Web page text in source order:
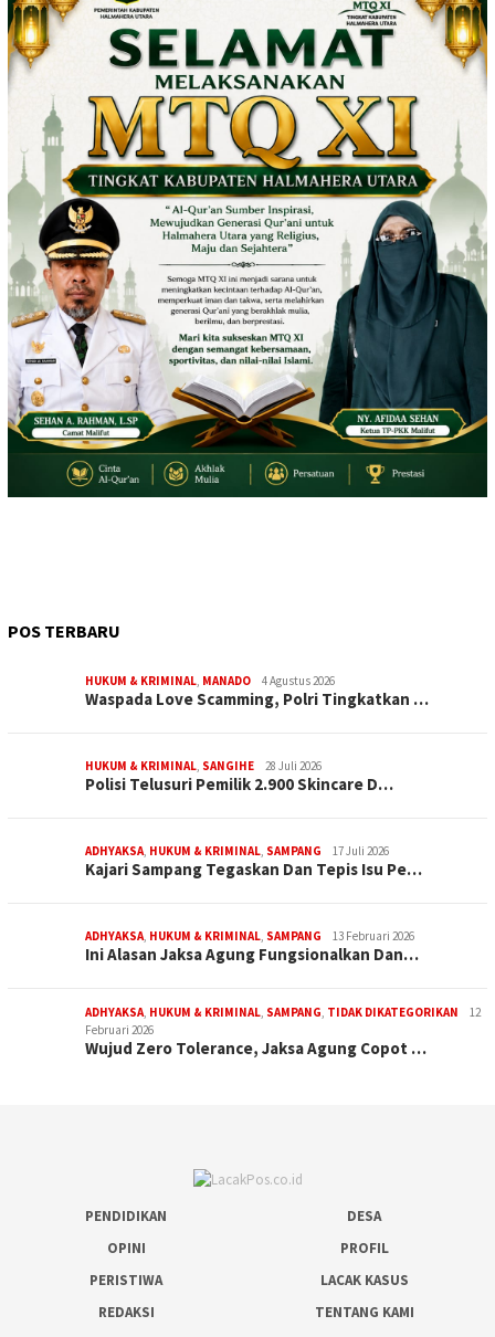
POS TERBARU
HUKUM & KRIMINAL, MANADO 4 Agustus 2026
Waspada Love Scamming, Polri Tingkatkan …
HUKUM & KRIMINAL, SANGIHE 28 Juli 2026
Polisi Telusuri Pemilik 2.900 Skincare D…
ADHYAKSA, HUKUM & KRIMINAL, SAMPANG 17 Juli 2026
Kajari Sampang Tegaskan Dan Tepis Isu Pe…
ADHYAKSA, HUKUM & KRIMINAL, SAMPANG 13 Februari 2026
Ini Alasan Jaksa Agung Fungsionalkan Dan…
ADHYAKSA, HUKUM & KRIMINAL, SAMPANG, TIDAK DIKATEGORIKAN
12
Februari 2026
Wujud Zero Tolerance, Jaksa Agung Copot …
PENDIDIKAN
DESA
OPINI
PROFIL
PERISTIWA
LACAK KASUS
REDAKSI
TENTANG KAMI